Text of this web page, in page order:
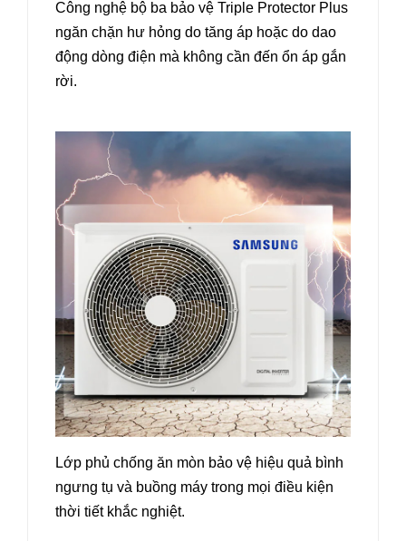
Công nghệ bộ ba bảo vệ Triple Protector Plus
ngăn chặn hư hỏng do tăng áp hoặc do dao
động dòng điện mà không cần đến ổn áp gắn
rời.
Lớp phủ chống ăn mòn bảo vệ hiệu quả bình
ngưng tụ và buồng máy trong mọi điều kiện
thời tiết khắc nghiệt.